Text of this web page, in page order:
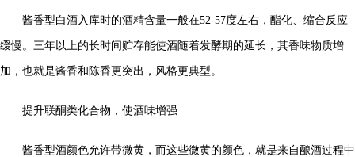
酱香型白酒入库时的酒精含量一般在52-57度左右，酯化、缩合反应
缓慢。三年以上的长时间贮存能使酒随着发酵期的延长，其香味物质增
加，也就是酱香和陈香更突出，风格更典型。
提升联酮类化合物，使酒味增强
酱香型酒颜色允许带微黄，而这些微黄的颜色，就是来自酿酒过程中